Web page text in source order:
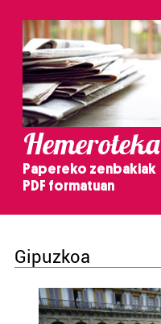
Hemeroteka
Papereko zenbakiak
PDF formatuan
Gipuzkoa